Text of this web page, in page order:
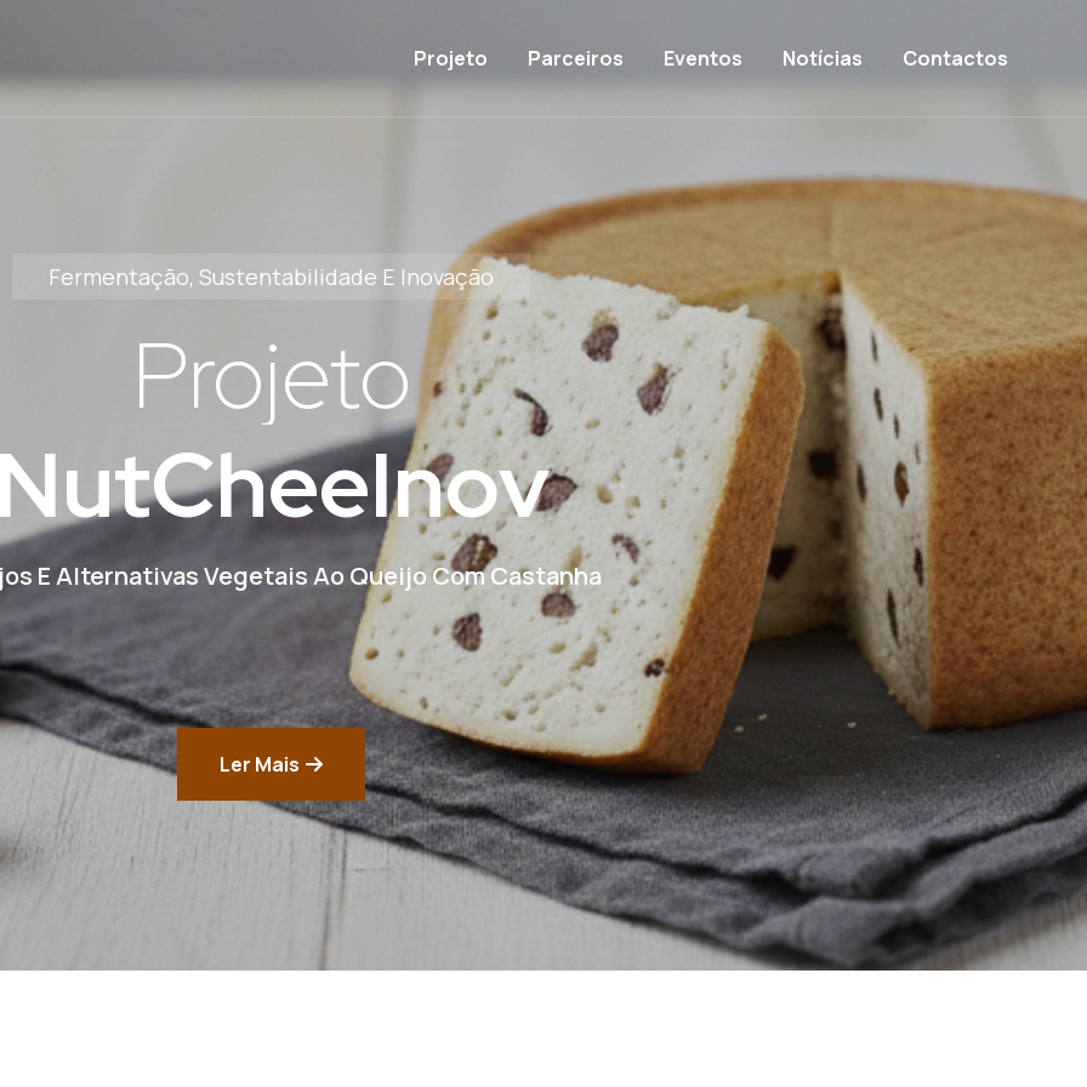
Projeto Parceiros Eventos Notícias Contactos
Fermentação, Sustentabilidade E Inovação
Projeto
E Alternativas Vegetais Ao Queijo Com Castanha
Ler Mais